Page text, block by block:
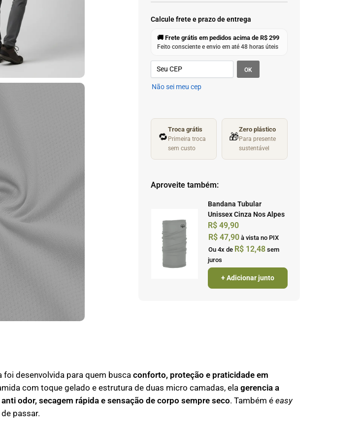
Calcule frete e prazo de entrega
🚚 Frete grátis em pedidos acima de R$ 299
Feito consciente e envio em até 48 horas úteis
OK
Não sei meu cep
🔁
Troca grátis
Primeira troca
sem custo
🎁
Zero plástico
Para presente
sustentável
Aproveite também:
Bandana Tubular
Unissex Cinza Nos Alpes
R$ 49,90
R$ 47,90 à vista no PIX
Ou 4x de R$ 12,48 sem
juros
+ Adicionar junto
foi desenvolvida para quem busca conforto, proteção e praticidade em
com toque gelado e estrutura de duas micro camadas, ela gerencia a
odor, secagem rápida e sensação de corpo sempre seco. Também é easy
passar.